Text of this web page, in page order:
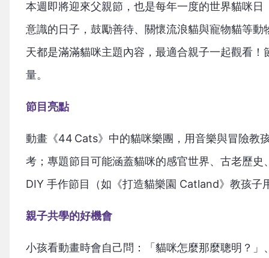
本週即將迎來父親節，也是每年一度的世界貓咪
意識的日子，鼓勵善待、關懷流浪貓與寵物貓等
天都是滿滿貓咪主題內容，最適合親子一起觀看
量。
節目亮點
動畫《44 Cats》中的貓咪樂團，用音樂與冒險教
考；專題節目可能涵蓋貓咪的感官世界、古老歷
DIY 手作節目（如《打造貓樂園 Catland》教孩
親子共學的好機會
小孩看動畫時會自己問：「貓咪怎麼那麼聰明？